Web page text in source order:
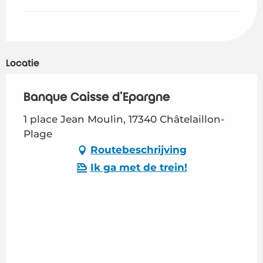
Locatie
Banque Caisse d'Epargne
1 place Jean Moulin, 17340 Châtelaillon-
Plage
Routebeschrijving
Ik ga met de trein!